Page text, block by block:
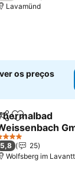
Lavamünd
os preços
Adicionar
preços
Estrelas
5,8
25
Wolfsberg im